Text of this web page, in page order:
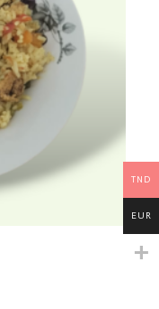
TND
EUR